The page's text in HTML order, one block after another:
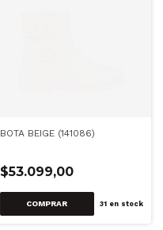
BOTA BEIGE (141086)
$53.099,00
COMPRAR 31 en stock